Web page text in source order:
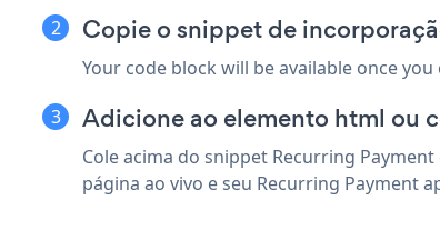
Copie o snippet de
Your code block will be available once
Adicione ao elemento html ou
Cole acima do snippet Recurring
página ao vivo e seu Recurring Payment